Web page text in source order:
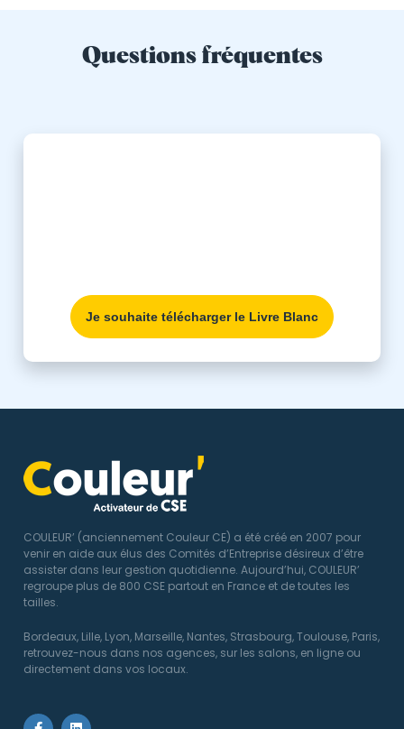
Questions fréquentes
Je souhaite télécharger le Livre Blanc
COULEUR’ (anciennement Couleur CE) a été créé en 2007 pour
venir en aide aux élus des Comités d’Entreprise désireux d’être
assister dans leur gestion quotidienne. Aujourd’hui, COULEUR’
regroupe plus de 800 CSE partout en France et de toutes les
tailles.
Bordeaux, Lille, Lyon, Marseille, Nantes, Strasbourg, Toulouse, Paris,
retrouvez-nous dans nos agences, sur les salons, en ligne ou
directement dans vos locaux.